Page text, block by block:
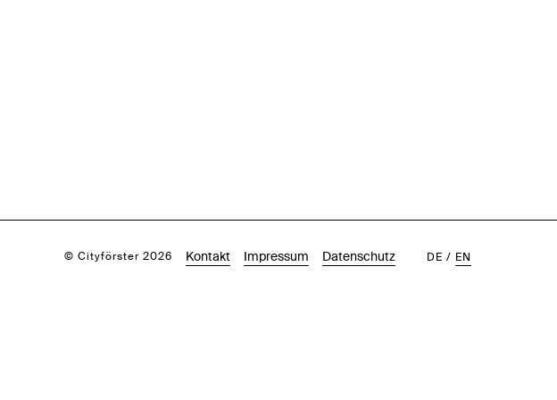
© Cityförster 2026 Kontakt Impressum Datenschutz DE / EN